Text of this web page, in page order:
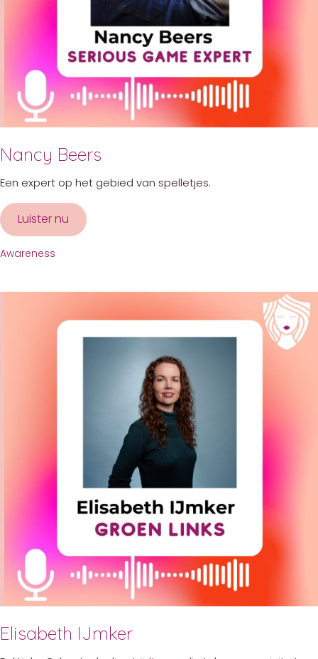
Nancy Beers
Een expert op het gebied van spelletjes.
Luister nu about Nancy Beers
Awareness
Elisabeth IJmker